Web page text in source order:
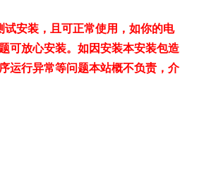
试安装，且可正常使用，如你的电
可放心安装。如因安装本安装包造
运行异常等问题本站概不负责，介